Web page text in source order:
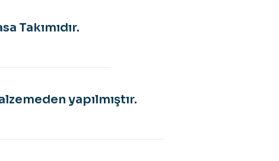
Takımıdır.
yapılmıştır.